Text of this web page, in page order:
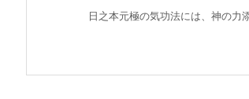
日之本元極の気功法には、神の力